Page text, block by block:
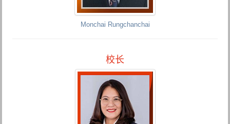
Monchai Rungchanchai
校长